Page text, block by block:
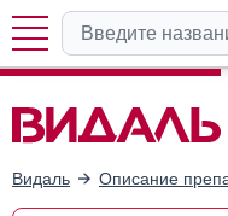
Видаль Описание